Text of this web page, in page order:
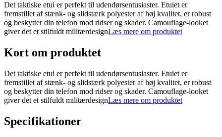
Det taktiske etui er perfekt til udendørsentusiaster. Etuiet er
fremstillet af stænk- og slidstærk polyester af høj kvalitet, er robust
og beskytter din telefon mod ridser og skader. Camouflage-looket
giver det et stilfuldt militærdesignLæs mere om produktet
Kort om produktet
Det taktiske etui er perfekt til udendørsentusiaster. Etuiet er
fremstillet af stænk- og slidstærk polyester af høj kvalitet, er robust
og beskytter din telefon mod ridser og skader. Camouflage-looket
giver det et stilfuldt militærdesignLæs mere om produktet
Specifikationer